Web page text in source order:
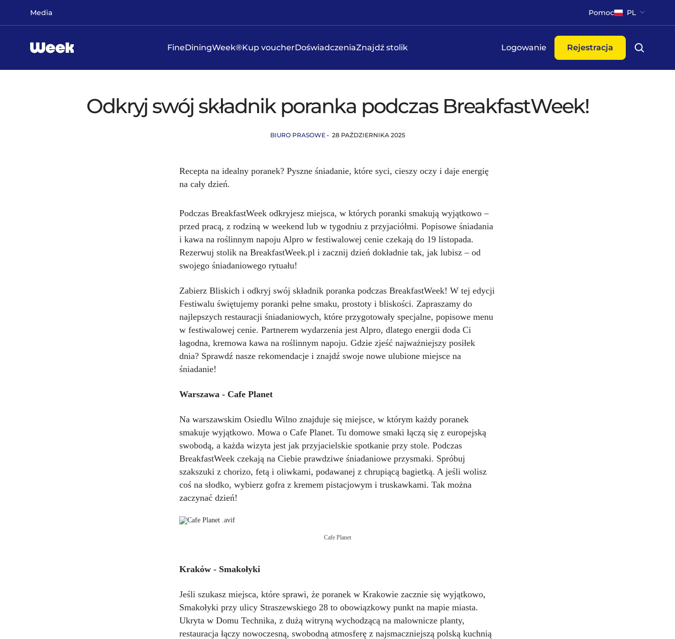
Media
Pomoc PL
FineDiningWeek®Kup voucherDoświadczeniaZnajdź stolik Logowanie Rejestracja
Odkryj swój składnik poranka podczas BreakfastWeek!
BIURO PRASOWE• 28 PAŹDZIERNIKA 2025
Recepta na idealny poranek? Pyszne śniadanie, które syci, cieszy oczy i daje energię
na cały dzień.
Podczas BreakfastWeek odkryjesz miejsca, w których poranki smakują wyjątkowo –
przed pracą, z rodziną w weekend lub w tygodniu z przyjaciółmi. Popisowe śniadania
i kawa na roślinnym napoju Alpro w festiwalowej cenie czekają do 19 listopada.
Rezerwuj stolik na BreakfastWeek.pl i zacznij dzień dokładnie tak, jak lubisz – od
swojego śniadaniowego rytuału!
Zabierz Bliskich i odkryj swój składnik poranka podczas BreakfastWeek! W tej edycji
Festiwalu świętujemy poranki pełne smaku, prostoty i bliskości. Zapraszamy do
najlepszych restauracji śniadaniowych, które przygotowały specjalne, popisowe menu
w festiwalowej cenie. Partnerem wydarzenia jest Alpro, dlatego energii doda Ci
łagodna, kremowa kawa na roślinnym napoju. Gdzie zjeść najważniejszy posiłek
dnia? Sprawdź nasze rekomendacje i znajdź swoje nowe ulubione miejsce na
śniadanie!
Warszawa - Cafe Planet
Na warszawskim Osiedlu Wilno znajduje się miejsce, w którym każdy poranek
smakuje wyjątkowo. Mowa o Cafe Planet. Tu domowe smaki łączą się z europejską
swobodą, a każda wizyta jest jak przyjacielskie spotkanie przy stole. Podczas
BreakfastWeek czekają na Ciebie prawdziwe śniadaniowe przysmaki. Spróbuj
szakszuki z chorizo, fetą i oliwkami, podawanej z chrupiącą bagietką. A jeśli wolisz
coś na słodko, wybierz gofra z kremem pistacjowym i truskawkami. Tak można
zaczynać dzień!
Cafe Planet
Kraków - Smakołyki
Jeśli szukasz miejsca, które sprawi, że poranek w Krakowie zacznie się wyjątkowo,
Smakołyki przy ulicy Straszewskiego 28 to obowiązkowy punkt na mapie miasta.
Ukryta w Domu Technika, z dużą witryną wychodzącą na malownicze planty,
restauracja łączy nowoczesną, swobodną atmosferę z najsmaczniejszą polską kuchnią